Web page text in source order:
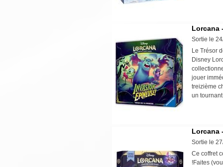
Lorcana
Sortie le
Le Trésor
Disney
jouer
treizième
un
Lorcana
Sortie le
Ce coffret
!Faites